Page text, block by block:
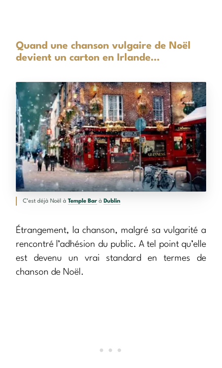
Quand une chanson vulgaire de Noël
devient un carton en Irlande…
C’est déjà Noël à Temple Bar à Dublin
Étrangement, la chanson, malgré sa vulgarité a
rencontré l’adhésion du public. A tel point qu’elle
est devenu un vrai standard en termes de
chanson de Noël.